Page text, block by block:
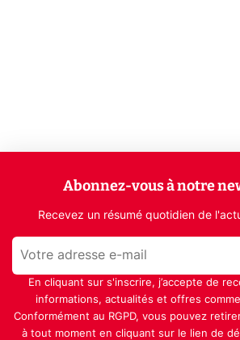
Abonnez-vous à notre
Recevez un résumé quotidien de
En cliquant sur s'inscrire, j’accepte de
informations, actualités et offres
Conformément au RGPD, vous pouvez
à tout moment en cliquant sur le lien de